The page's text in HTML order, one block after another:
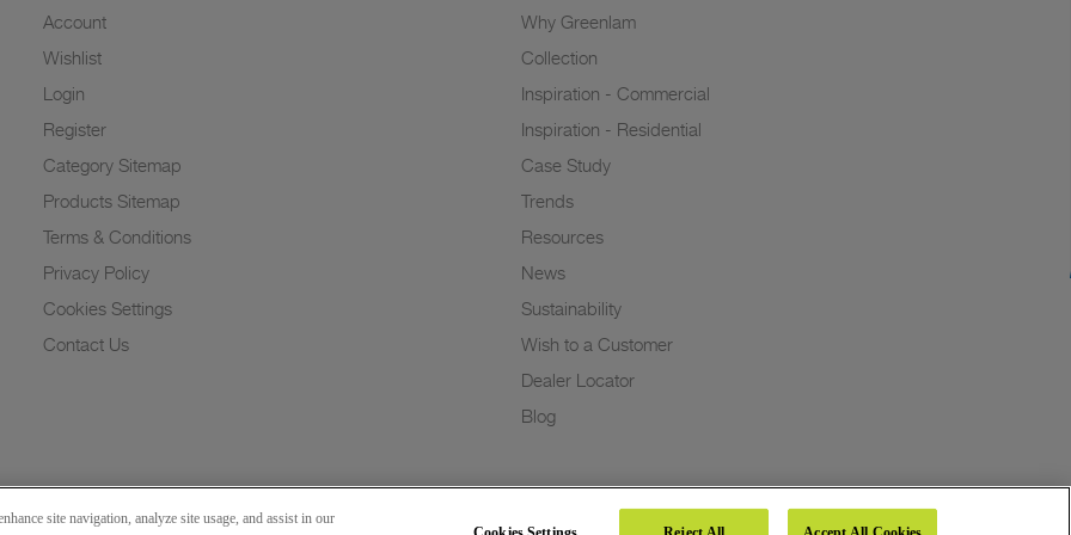
Account
Wishlist
Login
Register
Category Sitemap
Products Sitemap
Terms & Conditions
Privacy Policy
Cookies Settings
Contact Us
Why Greenlam
Collection
Inspiration - Commercial
Inspiration - Residential
Case Study
Trends
Resources
News
Sustainability
Wish to a Customer
Dealer Locator
Blog
site navigation, analyze site usage, and assist in our